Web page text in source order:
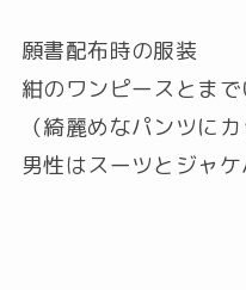
願書配布時の服装
紺のワンピースとま
（綺麗めなパンツにカ
男性はスーツとジャ